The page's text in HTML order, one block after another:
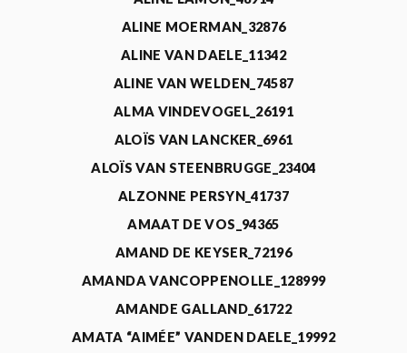
ALINE MOERMAN_32876
ALINE VAN DAELE_11342
ALINE VAN WELDEN_74587
ALMA VINDEVOGEL_26191
ALOÏS VAN LANCKER_6961
ALOÏS VAN STEENBRUGGE_23404
ALZONNE PERSYN_41737
AMAAT DE VOS_94365
AMAND DE KEYSER_72196
AMANDA VANCOPPENOLLE_128999
AMANDE GALLAND_61722
AMATA “AIMÉE” VANDEN DAELE_19992